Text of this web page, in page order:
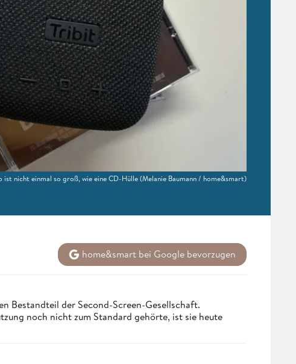
nicht einmal so groß, wie eine CD-Hülle(Melanie Baumann / home&smart)
home&smart bei Google bevorzugen
Bestandteil der Second-Screen-Gesellschaft.
noch nicht zum Standard gehörte, ist sie heute